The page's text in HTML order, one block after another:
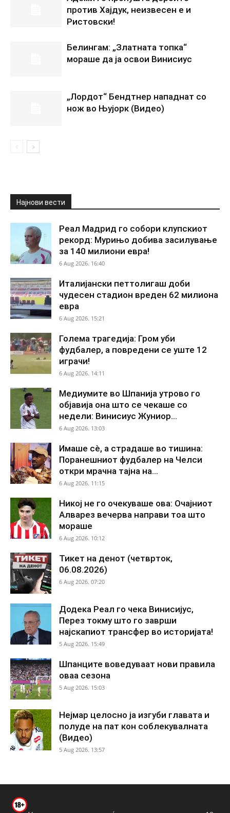
против Хајдук, неизвесен е и
Ристовски!
Белингам: „Златната топка“
мораше да ја освои Винисиус
„Лордот“ Бендтнер нападнат со
нож во Њујорк (Видео)
Најнови вести
Реал Мадрид го собори клупскиот
рекорд: Мурињо добива засилување
за 140 милиони евра!
6 Aug 2026. 16:40
Италијански петтолигаш доби
чудесен стадион вреден 62 милиона
евра
6 Aug 2026. 15:21
Голема трагедија: Гром уби
фудбалер, а повредени се уште 12
играчи!
6 Aug 2026. 14:11
Медиумите во Шпанија утрово го
објавија она што се чекаше со
недели: Винисиус Жуниор...
6 Aug 2026. 13:03
Имаше сè, а страдаше во тишина:
Поранешниот фудбалер на Челси
откри мрачна тајна на...
6 Aug 2026. 11:15
Никој не го очекуваше ова: Очајниот
Алварез вечерва направи тоа што
мораше
6 Aug 2026. 10:12
Тикет на денот (четврток,
06.08.2026)
6 Aug 2026. 07:20
Додека Реал го чека Винисијус,
Перез токму што го заврши
најскапиот трансфер во историјата!
5 Aug 2026. 15:49
Шпанците воведуваат нови правила
оваа сезона
5 Aug 2026. 15:03
Нејмар целосно ја изгуби главата и
полуде на пат кон соблекувалната
(Видео)
5 Aug 2026. 13:57